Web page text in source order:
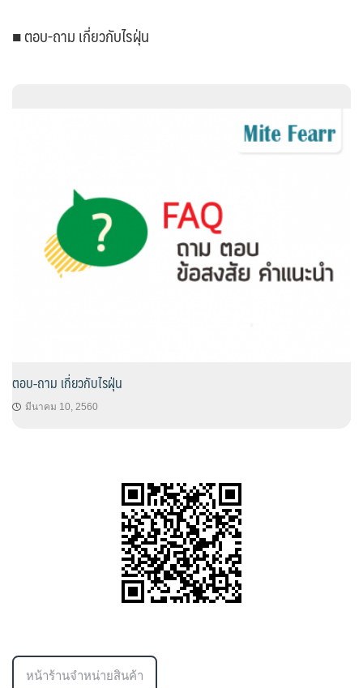
■ ตอบ-ถาม เกี่ยวกับไรฝุ่น
ตอบ-ถาม เกี่ยวกับไรฝุ่น
มีนาคม 10, 2560
หน้าร้านจำหน่ายสินค้า